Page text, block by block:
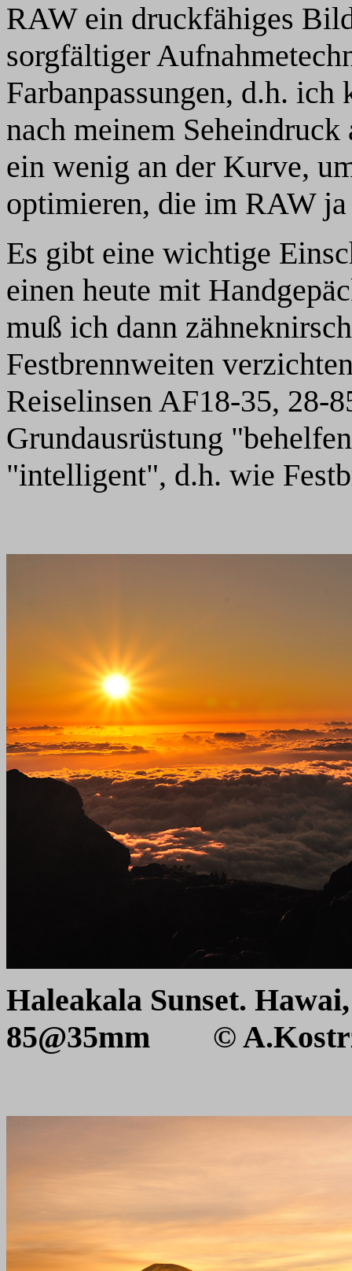
RAW ein druckfähiges
sorgfältiger
Farbanpassungen, d.h.
nach meinem
ein wenig an der Kurve,
optimieren, die im RAW
Es gibt eine wichtige
einen heute mit
muß ich dann
Festbrennweiten
Reiselinsen AF18-35, 28-
Grundausrüstung
"intelligent", d.h. wie
Haleakala Sunset.
85@35mm ©